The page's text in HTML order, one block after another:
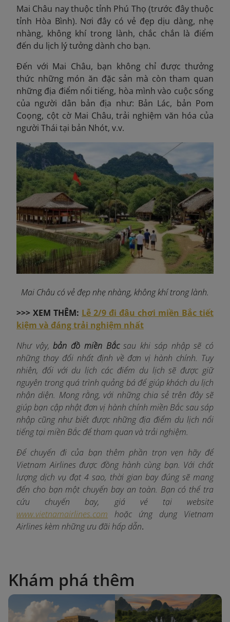
Mai Châu nay thuộc tỉnh Phú Thọ (trước đây thuộc
tỉnh Hòa Bình). Nơi đây có vẻ đẹp dịu dàng, nhẹ
nhàng, không khí trong lành, chắc chắn là điểm
đến du lịch lý tưởng dành cho bạn.
Đến với Mai Châu, bạn không chỉ được thưởng
thức những món ăn đặc sản mà còn tham quan
những địa điểm nổi tiếng, hòa mình vào cuộc sống
của người dân bản địa như: Bản Lác, bản Pom
Coọng, cột cờ Mai Châu, trải nghiệm văn hóa của
người Thái tại bản Nhót, v.v.
Mai Châu có vẻ đẹp nhẹ nhàng, không khí trong lành.
>>> XEM THÊM: Lễ 2/9 đi đâu chơi miền Bắc tiết
kiệm và đáng trải nghiệm nhất
Như vậy,bản đồ miền Bắcsau khi sáp nhập sẽ có
những thay đổi nhất định về đơn vị hành chính. Tuy
nhiên, đối với du lịch các điểm du lịch sẽ được giữ
nguyên trong quá trình quảng bá để giúp khách du lịch
nhận diện. Mong rằng, với những chia sẻ trên đây sẽ
giúp bạn cập nhật đơn vị hành chính miền Bắc sau sáp
nhập cũng như biết được những địa điểm du lịch nổi
tiếng tại miền Bắc để tham quan và trải nghiệm.
Để chuyến đi của bạn thêm phần trọn vẹn hãy để
Vietnam Airlines được đồng hành cùng bạn. Với chất
lượng dịch vụ đạt 4 sao, thời gian bay đúng sẽ mang
đến cho bạn một chuyến bay an toàn. Bạn có thể tra
cứu chuyến bay, giá vé tại website
www.vietnamairlines.com hoặc ứng dụng Vietnam
Airlines kèm những ưu đãi hấp dẫn.
Khám phá thêm